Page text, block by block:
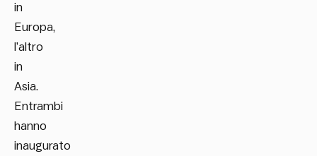
in
Europa,
l’altro
in
Asia.
Entrambi
hanno
inaugurato